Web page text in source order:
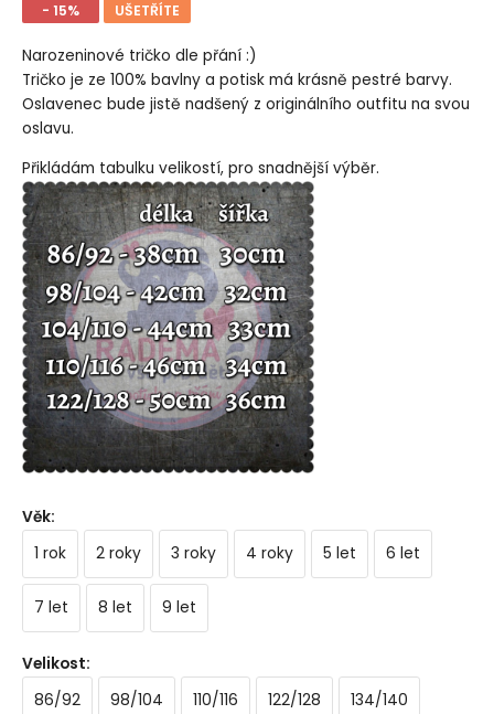
- 15% UŠETŘÍTE
Narozeninové tričko dle přání :)
Tričko je ze 100% bavlny a potisk má krásně pestré barvy.
Oslavenec bude jistě nadšený z originálního outfitu na svou
oslavu.
Přikládám tabulku velikostí, pro snadnější výběr.
Věk:
1 rok
2 roky 3 roky 4 roky 5 let 6 let
7 let 8 let 9 let
Velikost:
86/92
98/104 110/116 122/128 134/140